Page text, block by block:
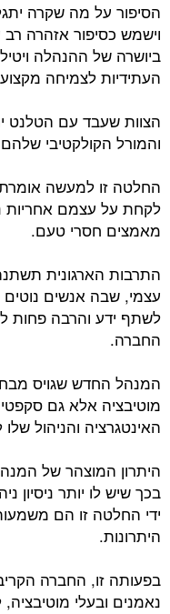
הסיפור על מה שקרה
וישמש כסיפור אזהרה
ביושרה של ההנהלה
העתידיות לצמיחה
הצוות שעבד עם הטלנט
והמורל הקולקטיבי
החלטה זו למעשה
לקחת על עצמם אחריות
מאמצים חסרי טעם.
התרבות הארגונית תשתנה
עצמי, שבה אנשים
לשתף ידע והרבה פחות
החברה.
המנהל החדש שגויס
מוטיבציה אלא גם
האינטגרציה והניהול
היתרון המוצהר של
בכך שיש לו יותר ניסיון
ידי החלטה זו הם
היתרונות.
בפעותה זו, החברה
נאמנים ובעלי